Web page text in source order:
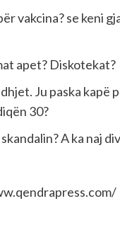
vakcina? se keni
apet? Diskotekat?
Ju paska kapë
30?
A ka naj